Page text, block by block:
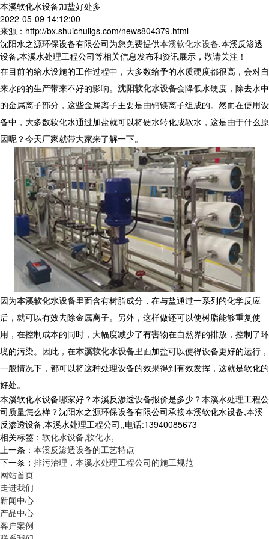
本溪软化水设备加盐好处多
2022-05-09 14:12:00
来源：http://bx.shuichuligs.com/news804379.html
沈阳水之源环保设备有限公司为您免费提供本溪软化水设备,本溪反渗透
设备,本溪水处理工程公司等相关信息发布和资讯展示，敬请关注！
在目前的给水设施的工作过程中，大多数给予的水质硬度都很高，会对自
来水的的生产带来不好的影响。 沈阳软化水设备会降低水硬度，除去水中
的金属离子部分，这些金属离子主要是由钙镁离子组成的。然而在使用设
备中，大多数软化水通过加盐就可以将硬水转化成软水，这是由于什么原
因呢？今天厂家就带大家来了解一下。
因为本溪软化水设备里面含有树脂成分，在与盐通过一系列的化学反应
后，就可以有效去除金属离子。另外，这样做还可以使树脂能够重复使
用，在控制成本的同时，大幅度减少了有害物在自然界的排放，控制了环
境的污染。因此，在本溪软化水设备里面加盐可以使得设备更好的运行，
一般情况下，都可以将这种处理设备的效果得到有效发挥，这就是软化的
好处。
本溪软化水设备哪家好？本溪反渗透设备报价是多少？本溪水处理工程公
司质量怎么样？沈阳水之源环保设备有限公司承接本溪软化水设备,本溪
反渗透设备,本溪水处理工程公司,,电话:13940085673
相关标签： 软化水设备,软化水,
上一条： 本溪反渗透设备的工艺特点
下一条： 排污治理，本溪水处理工程公司的施工规范
网站首页
走进我们
新闻中心
产品中心
客户案例